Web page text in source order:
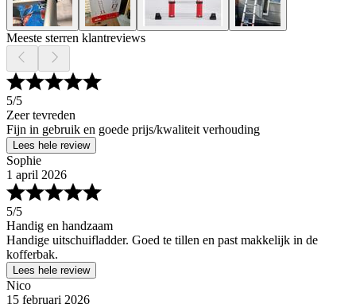
Meeste sterren klantreviews
5/5
Zeer tevreden
Fijn in gebruik en goede prijs/kwaliteit verhouding
Lees hele review
Sophie
1 april 2026
5/5
Handig en handzaam
Handige uitschuifladder. Goed te tillen en past makkelijk in de
kofferbak.
Lees hele review
Nico
15 februari 2026